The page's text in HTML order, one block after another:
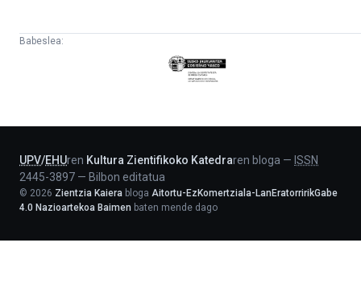
Babeslea:
Eusko
Jaurlaritza
UPV/EHUren Kultura Zientifikoko Katedraren bloga — ISSN
2445-3897 — Bilbon editatua
© 2026 Zientzia Kaiera bloga Aitortu-EzKomertziala-LanEratorririkGabe
4.0 Nazioartekoa Baimen baten mende dago